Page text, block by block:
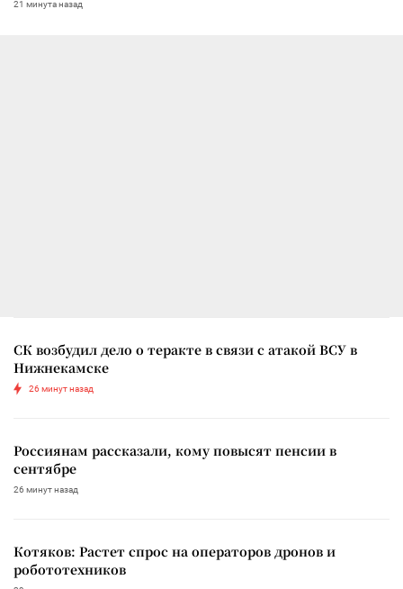
21 минута назад
СК возбудил дело о теракте в связи с атакой ВСУ в
Нижнекамске
26 минут назад
Россиянам рассказали, кому повысят пенсии в
сентябре
26 минут назад
Котяков: Растет спрос на операторов дронов и
робототехников